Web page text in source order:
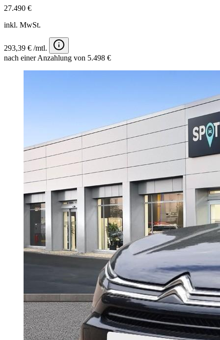
27.490 €
inkl. MwSt.
293,39 € /mtl.
nach einer Anzahlung von 5.498 €